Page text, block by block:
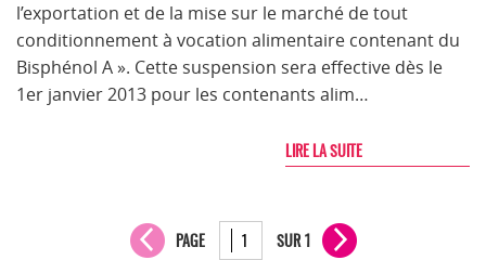
l’exportation et de la mise sur le marché de tout
conditionnement à vocation alimentaire contenant du
Bisphénol A ». Cette suspension sera effective dès le
1er janvier 2013 pour les contenants alim…
LIRE LA SUITE
PAGE SUR 1